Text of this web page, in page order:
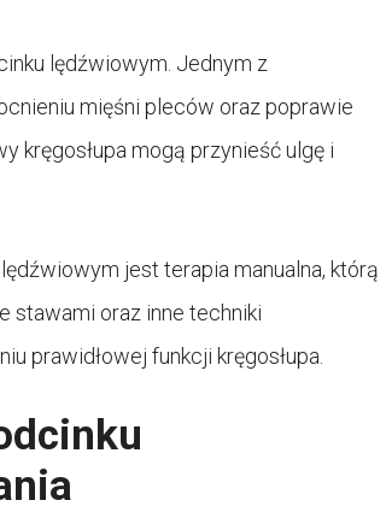
lędźwiowym. Jednym z
mięśni pleców oraz poprawie
kręgosłupa mogą przynieść ulgę i
jest terapia manualna, którą
stawami oraz inne techniki
prawidłowej funkcji kręgosłupa.